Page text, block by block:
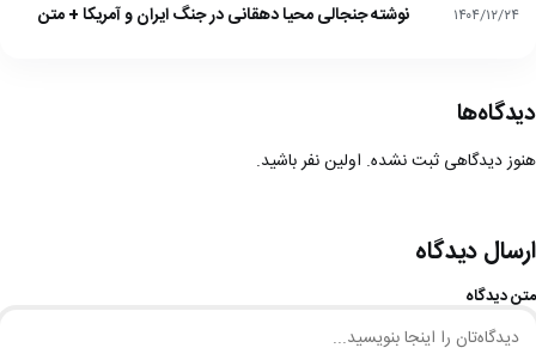
۱۴۰۴/۱۲/۲۴ نوشته جنجالی محیا دهقانی در جنگ ایران و آمریکا + متن
دیدگاه‌ها
هنوز دیدگاهی ثبت نشده. اولین نفر باشید.
ارسال دیدگاه
متن دیدگاه